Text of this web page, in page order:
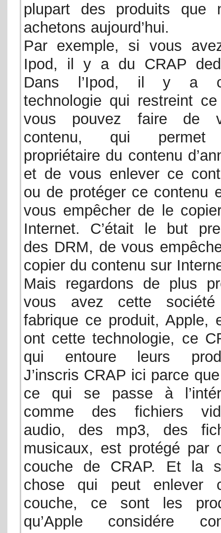
plupart des produits que
achetons aujourd’hui.
Par exemple, si vous
Ipod, il y a du CRAP
Dans l’Ipod, il y a
technologie qui restreint
vous pouvez faire de
contenu, qui
propriétaire du contenu
et de vous enlever ce
ou de protéger ce contenu
vous empêcher de le
Internet. C’était le but
des DRM, de vous
copier du contenu sur
Mais regardons de plus
vous avez cette
fabrique ce produit, Apple,
ont cette technologie, ce
qui entoure leurs
J’inscris CRAP ici parce
ce qui se passe à
comme des fichiers
audio, des mp3, des
musicaux, est protégé par
couche de CRAP. Et la
chose qui peut enlever
couche, ce sont les
qu’Apple considére